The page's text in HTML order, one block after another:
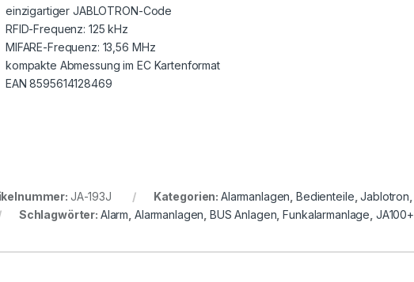
einzigartiger JABLOTRON-Code
RFID-Frequenz: 125 kHz
MIFARE-Frequenz: 13,56 MHz
kompakte Abmessung im EC Kartenformat
EAN 8595614128469
JA-193J Kategorien: Alarmanlagen ,Bedienteile ,Jablotron
Schlagwörter: Alarm Alarmanlagen BUS Anlagen ,Funkalarmanlage JA100+